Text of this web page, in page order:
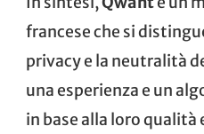
francese che si
privacy e la neutralità
una esperienza e un
in base alla loro qualità